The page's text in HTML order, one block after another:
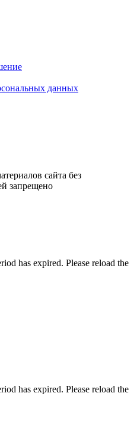
данных
сайта без
запрещено
has expired. Please reload the
has expired. Please reload the